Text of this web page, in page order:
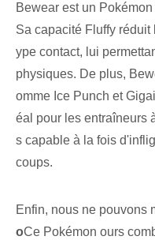
Bewear est un
‌Sa capacité Fluffy
ype contact, lui
physiques. De plus,
omme Ice Punch et
éal pour les entraîneurs
s capable à la fois
coups.
Enfin, nous ne pouvons
oCe Pokémon ours